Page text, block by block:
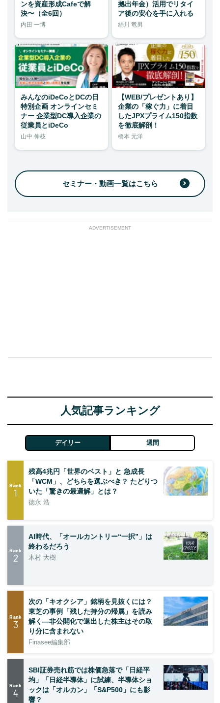
ンを資産形成Cafeで解
決〜（全6回）
内田 一博
拠出年金）活用でリタイ
ア後の安心を手に入れる
絹川 竜男
みんなのiDeCoとDCの日
特別企画 オンラインセミ
ナー 企業型DC導入企業の
従業員とiDeCo
山中 伸枝
【WEB/プレゼントあり】
企業の「稼ぐ力」に着目
したJPXプライム150指数
を徹底解剖！
橋本 元洋
セミナー・動画一覧はこちら
ADVERTISEMENT
人気記事ランキング
デイリー 週間
Rank
1
残高4兆円「世界のベスト」と 急成長
「WCM」、どちらを選ぶべき？ たどりつ
いた「驚きの最適解」とは？
徳永 浩
Rank
2
AI時代、「オールカントリー“一択”」は
終わるだろう
木村 大樹
Rank
3
次の「キオクシア」銘柄を見抜くには？
東芝の事例「残した持分の帰属」を読み
解く—非公開化で退出した株主はその取
り分に含まれない
Finasee編集部
Rank
4
SBI証券売れ筋では株価急落で「日経平
均」「日経半導体」に試練、半導体ショ
ックは「オルカン」「S&P500」にも影
響？